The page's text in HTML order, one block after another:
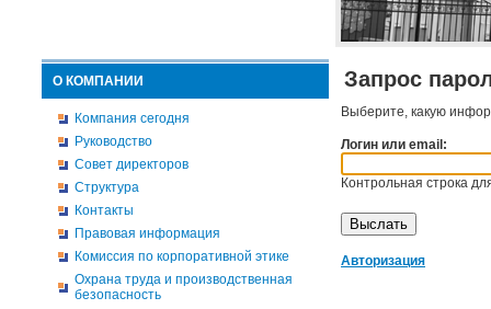
О КОМПАНИИ
Компания сегодня
Руководство
Совет директоров
Структура
Контакты
Правовая информация
Комиссия по корпоративной этике
Охрана труда и производственная
безопасность
Запрос
Выберите, какую
Логин или email:
Контрольная строка
Авторизация